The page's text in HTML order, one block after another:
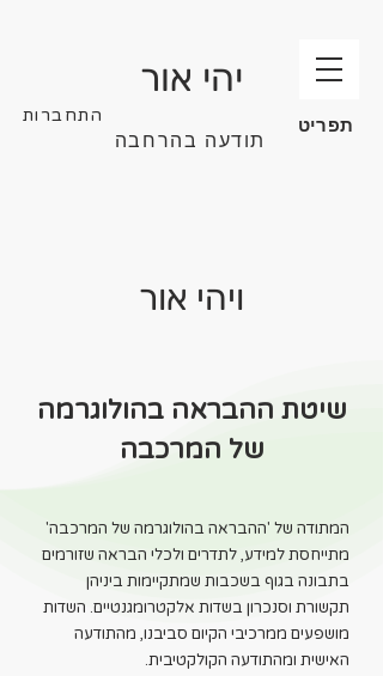
יהי אור
התחברות
תודעה בהרחבה
תפריט
ויהי אור
שיטת ההבראה בהולוגרמה
של המרכבה
המתודה של 'ההבראה בהולוגרמה של המרכבה'
מתייחסת למידע, לתדרים ולכלי הבראה שזורמים
בתבונה בגוף בשכבות שמתקיימות ביניהן
תקשורת וסנכרון בשדות אלקטרומגנטיים. השדות
מושפעים ממרכיבי הקיום סביבנו, מהתודעה
האישית ומהתודעה הקולקטיבית.